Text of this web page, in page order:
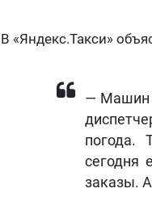
В «Яндекс.Такси»
— Машин
погода.
сегодня
заказы.